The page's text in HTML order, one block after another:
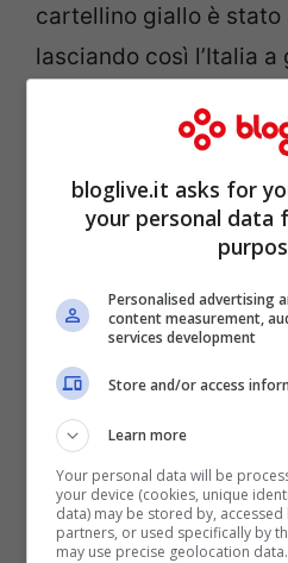
cartellino giallo è stato
lasciando così l’Italia
campo non ha dato
decoroso; in diretta Tv
come abbia dato
calcio alle pareti del
agli spogliatoi.
bloglive.it asks for
your personal data
Personalised advertising
content measurement,
services development
Store and/or access
Learn more
Your personal data will be
your device (cookies, unique
data) may be stored by,
partners, or used specifically by
may use precise geolocation data.